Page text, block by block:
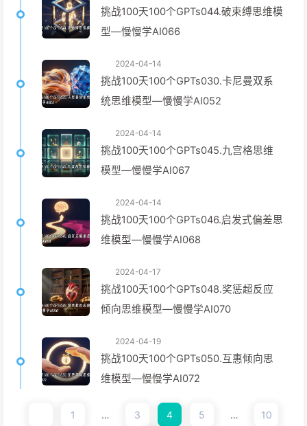
挑战100天100个GPTs044.破束缚思维模
型—慢慢学AI066
2024-04-14
挑战100天100个GPTs030.卡尼曼双系
统思维模型—慢慢学AI052
2024-04-14
挑战100天100个GPTs045.九宫格思维
模型—慢慢学AI067
2024-04-14
挑战100天100个GPTs046.启发式偏差思
维模型—慢慢学AI068
2024-04-17
挑战100天100个GPTs048.奖惩超反应
倾向思维模型—慢慢学AI070
2024-04-19
挑战100天100个GPTs050.互惠倾向思
维模型—慢慢学AI072
1 … 3 4 5 … 10